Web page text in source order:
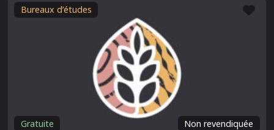
Bureaux d’études
Non revendiquée
Gratuite